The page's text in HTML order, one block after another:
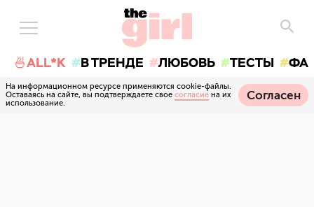
🍜ALL*K В ТРЕНДЕ ЛЮБОВЬ ТЕСТЫ
На информационном ресурсе применяются cookie-файлы.
Оставаясь на сайте, вы подтверждаете свое согласие на их
использование.
Согласен